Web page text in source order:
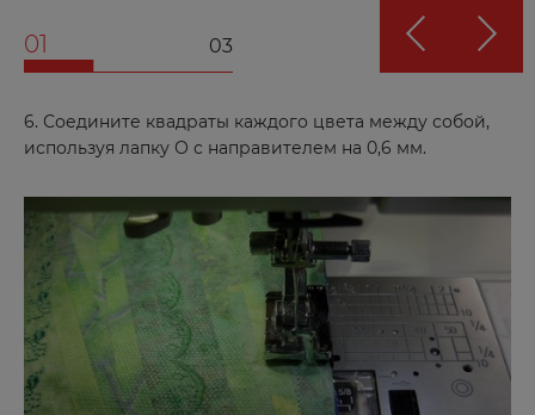
01 03
6. Соедините квадраты каждого цвета между собой,
используя лапку О с направителем на 0,6 мм.